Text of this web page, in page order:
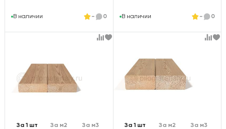
В наличии - 0 В наличии - 0
За 1 шт За м2 За м3 За 1 шт За м2 За м3